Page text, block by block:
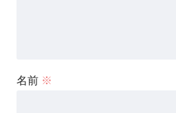
名前 ※